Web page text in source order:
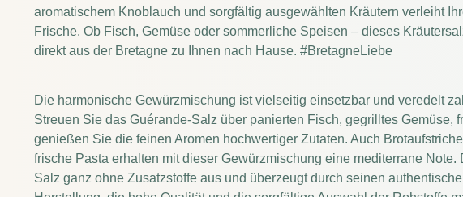
aromatischem Knoblauch und sorgfältig ausgewählten Kräutern verleiht
Frische. Ob Fisch, Gemüse oder sommerliche Speisen – dieses
direkt aus der Bretagne zu Ihnen nach Hause. #BretagneLiebe
Die harmonische Gewürzmischung ist vielseitig einsetzbar und veredelt
Streuen Sie das Guérande-Salz über panierten Fisch, gegrilltes Gemüse,
genießen Sie die feinen Aromen hochwertiger Zutaten. Auch
frische Pasta erhalten mit dieser Gewürzmischung eine mediterrane
Salz ganz ohne Zusatzstoffe aus und überzeugt durch seinen